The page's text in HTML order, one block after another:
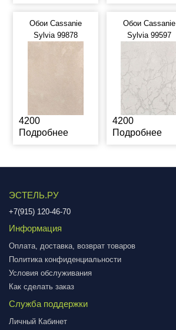
Обои Cassanie
Sylvia 99878
4200
Подробнее
Обои Cassanie
Sylvia 99597
4200
Подробнее
ЭСТЕЛЬ.РУ
+7(915) 120-46-70
Информация
Оплата, доставка, возврат товаров
Политика конфиденциальности
Условия обслуживания
Как сделать заказ
Служба поддержки
Личный Кабинет